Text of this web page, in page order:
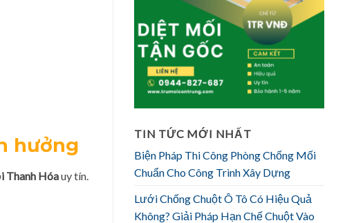
hưởng
Thanh Hóauy tín.
TIN TỨC MỚI NHẤT
Biện Pháp Thi Công Phòng Chống Mối
Chuẩn Cho Công Trình Xây Dựng
Lưới Chống Chuột Ô Tô Có Hiệu Quả
Không? Giải Pháp Hạn Chế Chuột Vào